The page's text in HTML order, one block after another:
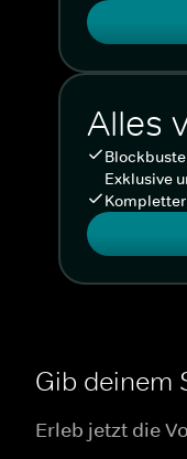
Alles
Exklusive
Gib deinem
Erleb jetzt die